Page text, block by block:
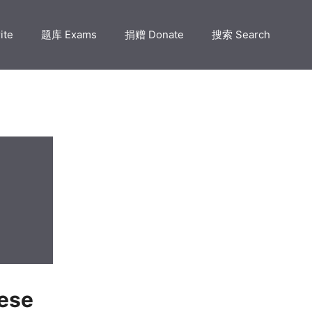
题库 Exams 捐赠 Donate 搜索 Search